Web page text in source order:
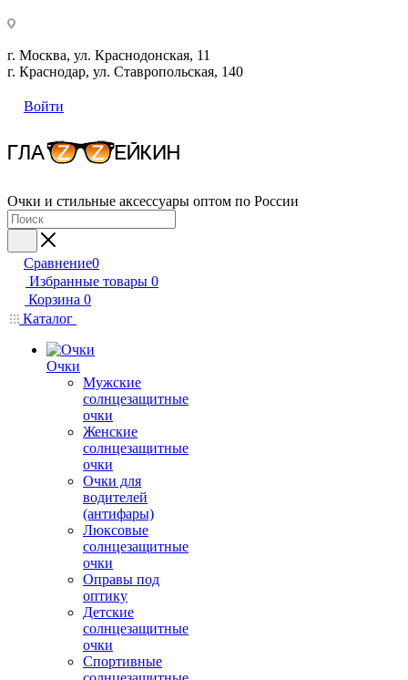
г. Москва, ул. Краснодонская, 11
г. Краснодар, ул. Ставропольская, 140
Войти
Очки и стильные аксессуары оптом по России
Сравнение0
Избранные товары 0
Корзина 0
Каталог
Очки
Мужские
солнцезащитные
очки
Женские
солнцезащитные
очки
Очки для
водителей
(антифары)
Люксовые
солнцезащитные
очки
Оправы под
оптику
Детские
солнцезащитные
очки
Спортивные